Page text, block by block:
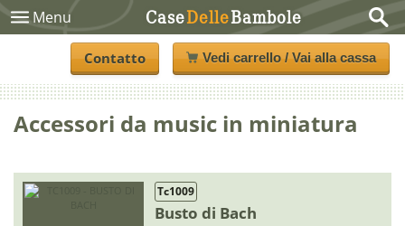
Menu CaseDelleBambole
Contatto Vedi carrello / Vai alla cassa
Accessori da music in miniatura
Tc1009
Busto di Bach